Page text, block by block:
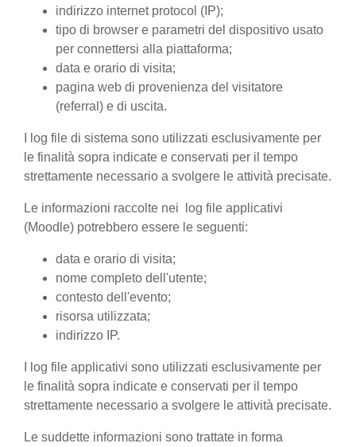
indirizzo internet protocol (IP);
tipo di browser e parametri del dispositivo usato
per connettersi alla piattaforma;
data e orario di visita;
pagina web di provenienza del visitatore
(referral) e di uscita.
I log file di sistema sono utilizzati esclusivamente per
le finalità sopra indicate e conservati per il tempo
strettamente necessario a svolgere le attività precisate.
Le informazioni raccolte nei log file applicativi
(Moodle) potrebbero essere le seguenti:
data e orario di visita;
nome completo dell'utente;
contesto dell'evento;
risorsa utilizzata;
indirizzo IP.
I log file applicativi sono utilizzati esclusivamente per
le finalità sopra indicate e conservati per il tempo
strettamente necessario a svolgere le attività precisate.
Le suddette informazioni sono trattate in forma